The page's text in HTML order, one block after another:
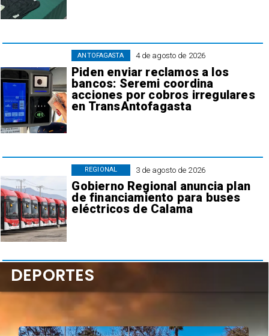
4 de agosto de 2026
Piden enviar reclamos a los
bancos: Seremi coordina
acciones por cobros irregulares
en TransAntofagasta
ANTOFAGASTA
3 de agosto de 2026
Gobierno Regional anuncia plan
de financiamiento para buses
eléctricos de Calama
REGIONAL
DEPORTES